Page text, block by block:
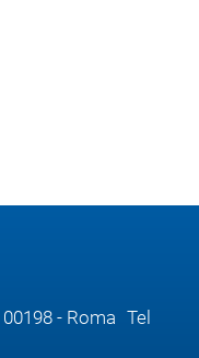
- Roma Tel